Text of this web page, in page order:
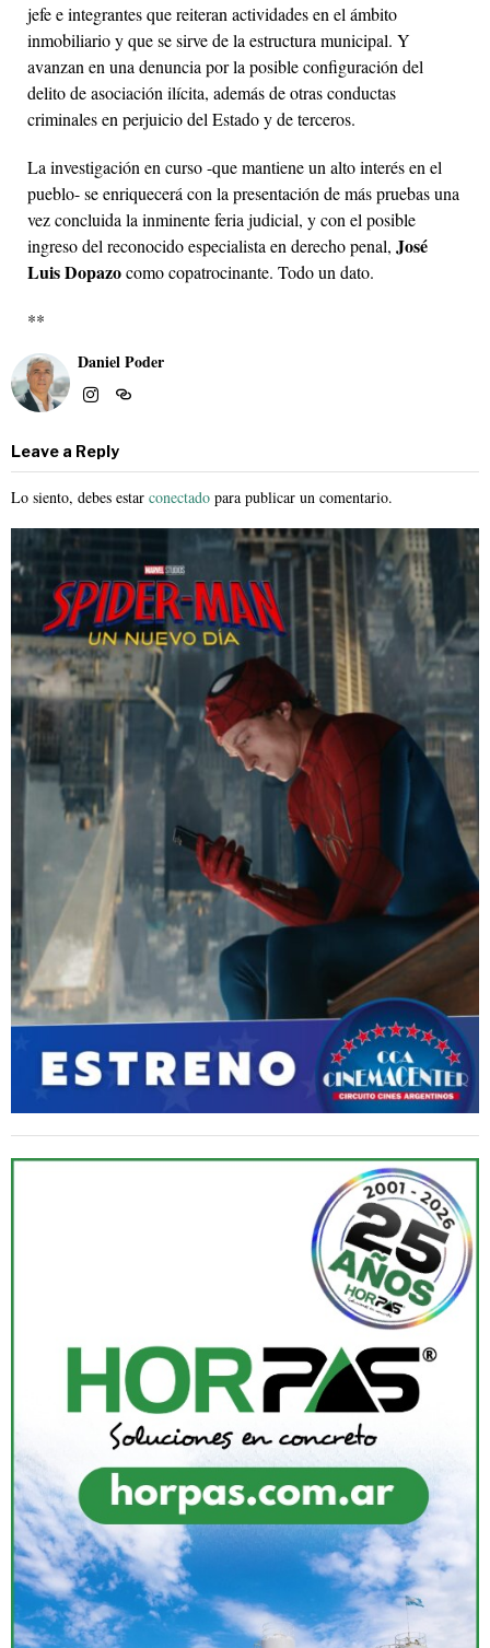
jefe e integrantes que reiteran actividades en el ámbito
inmobiliario y que se sirve de la estructura municipal. Y
avanzan en una denuncia por la posible configuración del
delito de asociación ilícita, además de otras conductas
criminales en perjuicio del Estado y de terceros.
La investigación en curso -que mantiene un alto interés en el
pueblo- se enriquecerá con la presentación de más pruebas una
vez concluida la inminente feria judicial, y con el posible
ingreso del reconocido especialista en derecho penal, José
Luis Dopazocomo copatrocinante. Todo un dato.
**
Daniel Poder
Leave a Reply
Lo siento, debes estar conectado para publicar un comentario.